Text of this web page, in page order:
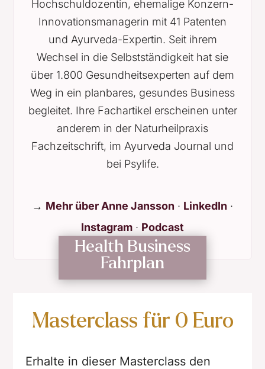
Hochschuldozentin, ehemalige Konzern-
Innovationsmanagerin mit 41 Patenten
und Ayurveda-Expertin. Seit ihrem
Wechsel in die Selbstständigkeit hat sie
über 1.800 Gesundheitsexperten auf dem
Weg in ein planbares, gesundes Business
begleitet. Ihre Fachartikel erscheinen unter
anderem in der Naturheilpraxis
Fachzeitschrift, im Ayurveda Journal und
bei Psylife.
→ Mehr über Anne Jansson · LinkedIn ·
Instagram · Podcast
Health Business
Fahrplan
Masterclass für 0 Euro
Erhalte in dieser Masterclass den